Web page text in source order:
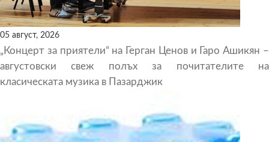
05 август, 2026
„Концерт за приятели“ на Герган Ценов и Гаро Ашикян –
августовски свеж полъх за почитателите на
класическата музика в Пазарджик